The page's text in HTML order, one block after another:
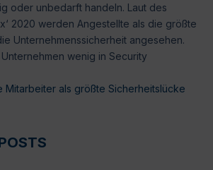
oder unbedarft handeln. Laut des
2020 werden Angestellte als die größte
Unternehmenssicherheit angesehen.
wenig in Security
Mitarbeiter als größte Sicherheitslücke